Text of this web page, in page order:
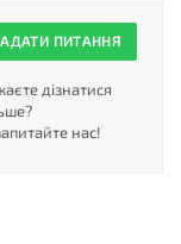
ПИТАННЯ
дізнатися
нас!